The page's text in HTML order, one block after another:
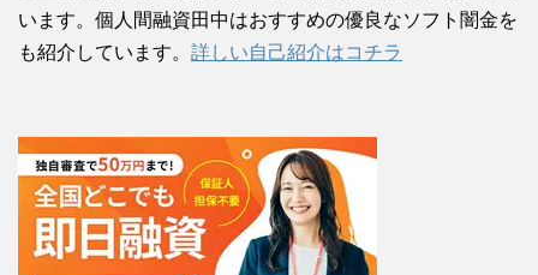
います。個人間融資田中はおすすめの優良なソフト闇金を
も紹介しています。 詳しい自己紹介はコチラ